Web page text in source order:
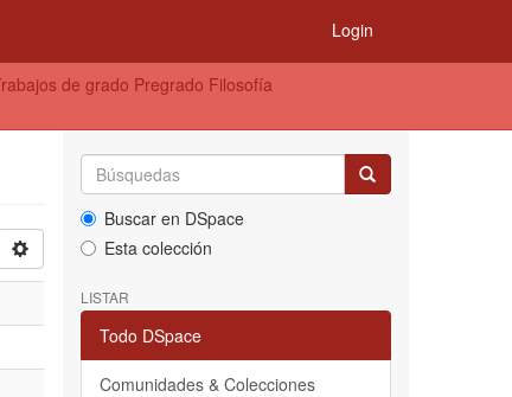
Login
de grado Pregrado Filosofía
Buscar en DSpace
Esta colección
LISTAR
Todo DSpace
Comunidades & Colecciones